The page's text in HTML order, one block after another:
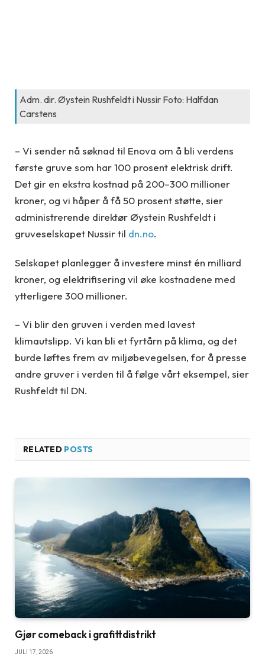
Adm. dir. Øystein Rushfeldt i Nussir Foto: Halfdan
Carstens
– Vi sender nå søknad til Enova om å bli verdens
første gruve som har 100 prosent elektrisk drift.
Det gir en ekstra kostnad på 200–300 millioner
kroner, og vi håper å få 50 prosent støtte, sier
administrerende direktør Øystein Rushfeldt i
gruveselskapet Nussir til dn.no.
Selskapet planlegger å investere minst én milliard
kroner, og elektrifisering vil øke kostnadene med
ytterligere 300 millioner.
– Vi blir den gruven i verden med lavest
klimautslipp. Vi kan bli et fyrtårn på klima, og det
burde løftes frem av miljøbevegelsen, for å presse
andre gruver i verden til å følge vårt eksempel, sier
Rushfeldt til DN.
RELATED POSTS
Gjør comeback i grafittdistrikt
JULI 17, 2026